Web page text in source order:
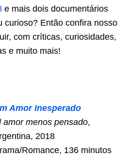
e mais dois documentários
curioso? Então confira nosso
com críticas, curiosidades,
e muito mais!
Amor Inesperado
amor menos pensado,
2018
Romance, 136 minutos